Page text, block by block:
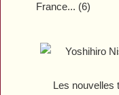
France... (6)
Les nouvelles